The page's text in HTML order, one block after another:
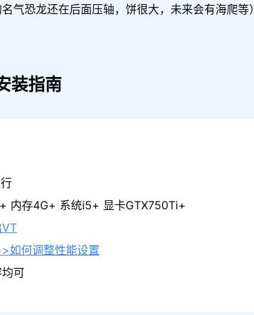
气恐龙还在后面压轴，饼很大，未来会有海爬等）
装指南
内存4G+ 系统i5+ 显卡GTX750Ti+
如何调整性能设置
可